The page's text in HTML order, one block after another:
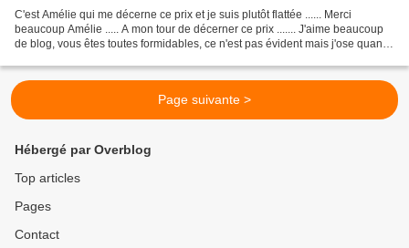
C'est Amélie qui me décerne ce prix et je suis plutôt flattée ...... Merci
beaucoup Amélie ..... A mon tour de décerner ce prix ....... J'aime beaucoup
de blog, vous êtes toutes formidables, ce n'est pas évident mais j'ose quand
Page suivante >
Hébergé par Overblog
Top articles
Pages
Contact